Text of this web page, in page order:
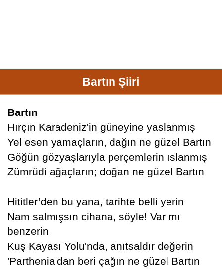
Bartın Şiiri
Bartın
Hırçın Karadeniz'in güneyine yaslanmış
Yel esen yamaçların, dağın ne güzel Bartın
Göğün gözyaşlarıyla perçemlerin ıslanmış
Zümrüdi ağaçların; doğan ne güzel Bartın
Hititler’den bu yana, tarihte belli yerin
Nam salmışsın cihana, söyle! Var mı
benzerin
Kuş Kayası Yolu'nda, anıtsaldır değerin
'Parthenia'dan beri çağın ne güzel Bartın